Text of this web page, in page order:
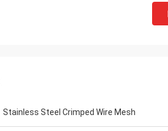
Stainless Steel Crimped Wire Mesh